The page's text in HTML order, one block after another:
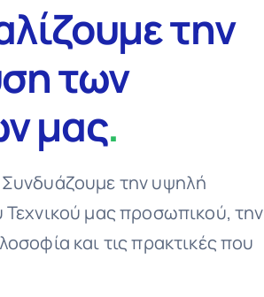
την
των
μας.
την υψηλή
Τεχνικού μας προσωπικού, την
και τις πρακτικές που